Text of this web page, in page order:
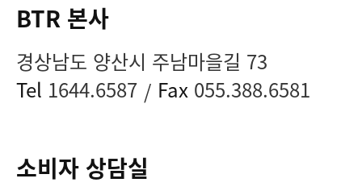
BTR 본사
경상남도 양산시 주남마을길 73
Tel 1644.6587 / Fax 055.388.6581
소비자 상담실